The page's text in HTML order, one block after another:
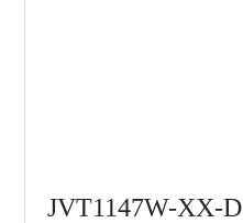
JVT1147W-XX-D